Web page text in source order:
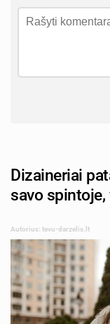
Dizaineriai
savo
Autorius: tevu-darzelis.lt